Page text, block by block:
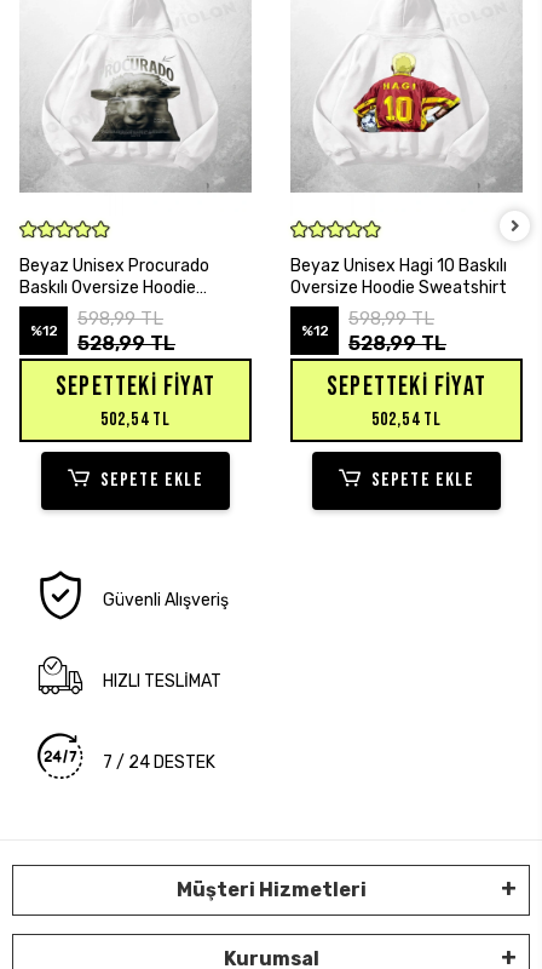
Beyaz Unisex Procurado
Baskılı Oversize Hoodie
Sweatshirt
%12
598,99 TL
528,99 TL
SEPETTEKI FIYAT
502,54 TL
SEPETE EKLE
Beyaz Unisex Hagi 10 Baskılı
Oversize Hoodie Sweatshirt
%12
598,99 TL
528,99 TL
SEPETTEKI FIYAT
502,54 TL
SEPETE EKLE
Güvenli Alışveriş
HIZLI TESLİMAT
7 / 24 DESTEK
Müşteri Hizmetleri
Kurumsal